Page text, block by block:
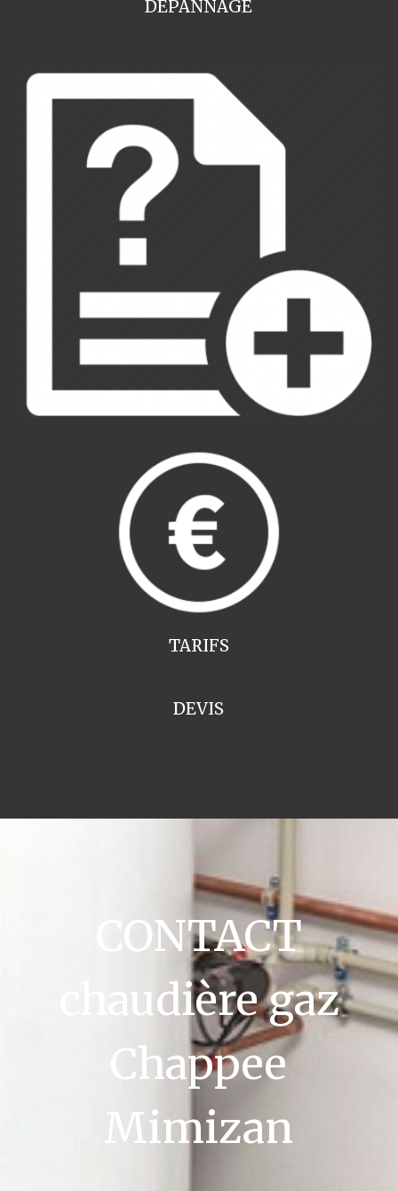
DEPANNAGE
TARIFS
DEVIS
CONTACT
chaudière gaz
Chappee
Mimizan